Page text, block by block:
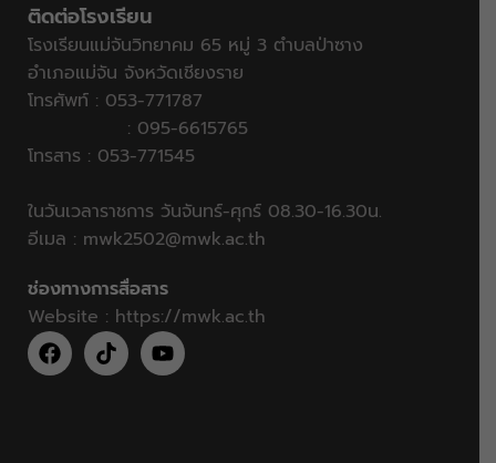
ติดต่อโรงเรียน
โรงเรียนแม่จันวิทยาคม 65 หมู่ 3 ตำบลป่าซาง
อำเภอแม่จัน จังหวัดเชียงราย
โทรศัพท์ : 053-771787
: 095-6615765
โทรสาร : 053-771545
ในวันเวลาราชการ วันจันทร์-ศุกร์ 08.30-16.30น.
อีเมล : mwk2502@mwk.ac.th
ช่องทางการสื่อสาร
Website : https://mwk.ac.th